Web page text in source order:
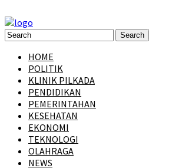
HOME
POLITIK
KLINIK PILKADA
PENDIDIKAN
PEMERINTAHAN
KESEHATAN
EKONOMI
TEKNOLOGI
OLAHRAGA
NEWS